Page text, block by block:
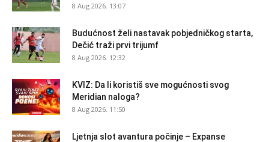
8 Aug 2026. 13:07
Budućnost želi nastavak pobjedničkog starta,
Dečić traži prvi trijumf
8 Aug 2026. 12:32
KVIZ: Da li koristiš sve mogućnosti svog
Meridian naloga?
8 Aug 2026. 11:50
Ljetnja slot avantura počinje – Expanse